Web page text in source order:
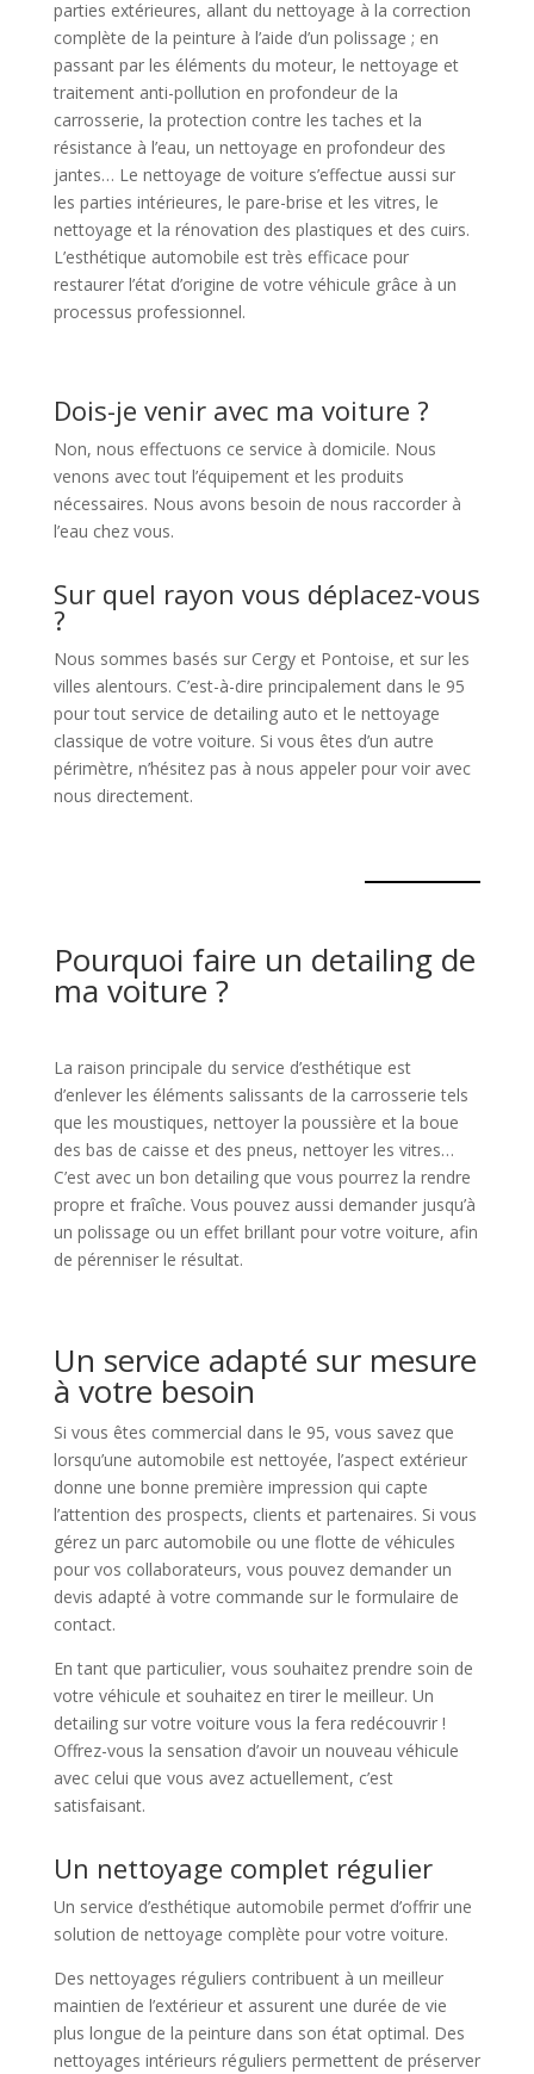
parties extérieures, allant du nettoyage à la correction
complète de la peinture à l’aide d’un polissage ; en
passant par les éléments du moteur, le nettoyage et
traitement anti-pollution en profondeur de la
carrosserie, la protection contre les taches et la
résistance à l’eau, un nettoyage en profondeur des
jantes… Le nettoyage de voiture s’effectue aussi sur
les parties intérieures, le pare-brise et les vitres, le
nettoyage et la rénovation des plastiques et des cuirs.
L’esthétique automobile est très efficace pour
restaurer l’état d’origine de votre véhicule grâce à un
processus professionnel.
Dois-je venir avec ma voiture ?
Non, nous effectuons ce service à domicile. Nous
venons avec tout l’équipement et les produits
nécessaires. Nous avons besoin de nous raccorder à
l’eau chez vous.
Sur quel rayon vous déplacez-vous
?
Nous sommes basés sur Cergy et Pontoise, et sur les
villes alentours. C’est-à-dire principalement dans le 95
pour tout service de detailing auto et le nettoyage
classique de votre voiture. Si vous êtes d’un autre
périmètre, n’hésitez pas à nous appeler pour voir avec
nous directement.
Pourquoi faire un detailing de
ma voiture ?
La raison principale du service d’esthétique est
d’enlever les éléments salissants de la carrosserie tels
que les moustiques, nettoyer la poussière et la boue
des bas de caisse et des pneus, nettoyer les vitres…
C’est avec un bon detailing que vous pourrez la rendre
propre et fraîche. Vous pouvez aussi demander jusqu’à
un polissage ou un effet brillant pour votre voiture, afin
de pérenniser le résultat.
Un service adapté sur mesure
à votre besoin
Si vous êtes commercial dans le 95, vous savez que
lorsqu’une automobile est nettoyée, l’aspect extérieur
donne une bonne première impression qui capte
l’attention des prospects, clients et partenaires. Si vous
gérez un parc automobile ou une flotte de véhicules
pour vos collaborateurs, vous pouvez demander un
devis adapté à votre commande sur le formulaire de
contact.
En tant que particulier, vous souhaitez prendre soin de
votre véhicule et souhaitez en tirer le meilleur. Un
detailing sur votre voiture vous la fera redécouvrir !
Offrez-vous la sensation d’avoir un nouveau véhicule
avec celui que vous avez actuellement, c’est
satisfaisant.
Un nettoyage complet régulier
Un service d’esthétique automobile permet d’offrir une
solution de nettoyage complète pour votre voiture.
Des nettoyages réguliers contribuent à un meilleur
maintien de l’extérieur et assurent une durée de vie
plus longue de la peinture dans son état optimal. Des
nettoyages intérieurs réguliers permettent de préserver